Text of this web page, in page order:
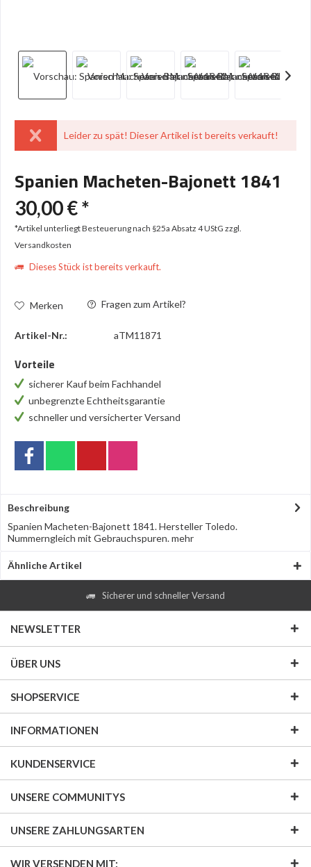
Leider zu spät! Dieser Artikel ist bereits verkauft!
Spanien Macheten-Bajonett 1841
30,00 € *
*Artikel unterliegt Besteuerung nach §25a Absatz 4 UStG zzgl.
Versandkosten
Dieses Stück ist bereits verkauft.
Merken Fragen zum Artikel?
Artikel-Nr.: aTM11871
Vorteile
sicherer Kauf beim Fachhandel
unbegrenzte Echtheitsgarantie
schneller und versicherter Versand
Beschreibung
Spanien Macheten-Bajonett 1841. Hersteller Toledo.
Nummerngleich mit Gebrauchspuren.mehr
Ähnliche Artikel
Sicherer und schneller Versand
NEWSLETTER
ÜBER UNS
SHOPSERVICE
INFORMATIONEN
KUNDENSERVICE
UNSERE COMMUNITYS
UNSERE ZAHLUNGSARTEN
WIR VERSENDEN MIT: